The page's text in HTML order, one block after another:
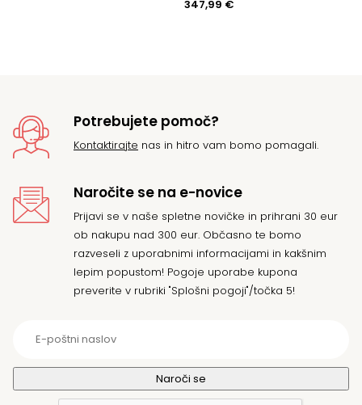
347,99 €
Potrebujete pomoč?
Kontaktirajte nas in hitro vam bomo pomagali.
Naročite se na e-novice
Prijavi se v naše spletne novičke in prihrani 30 eur
ob nakupu nad 300 eur. Občasno te bomo
razveseli z uporabnimi informacijami in kakšnim
lepim popustom! Pogoje uporabe kupona
preverite v rubriki "Splošni pogoji"/točka 5!